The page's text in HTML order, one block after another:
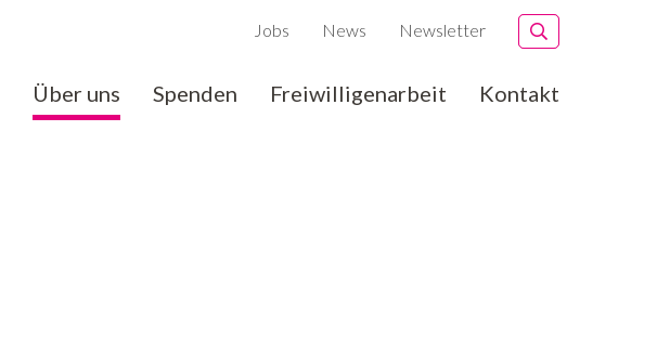
Jobs News Newsletter
Über uns Spenden Freiwilligenarbeit Kontakt